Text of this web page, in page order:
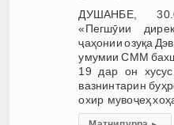
ДУШАНБЕ,
«Пегшӯии
ҷаҳонии озуқа
умумии СММ
19 дар он
вазнинтарин
охир мувоҷеҳ